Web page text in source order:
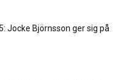
Jocke Björnsson ger sig på